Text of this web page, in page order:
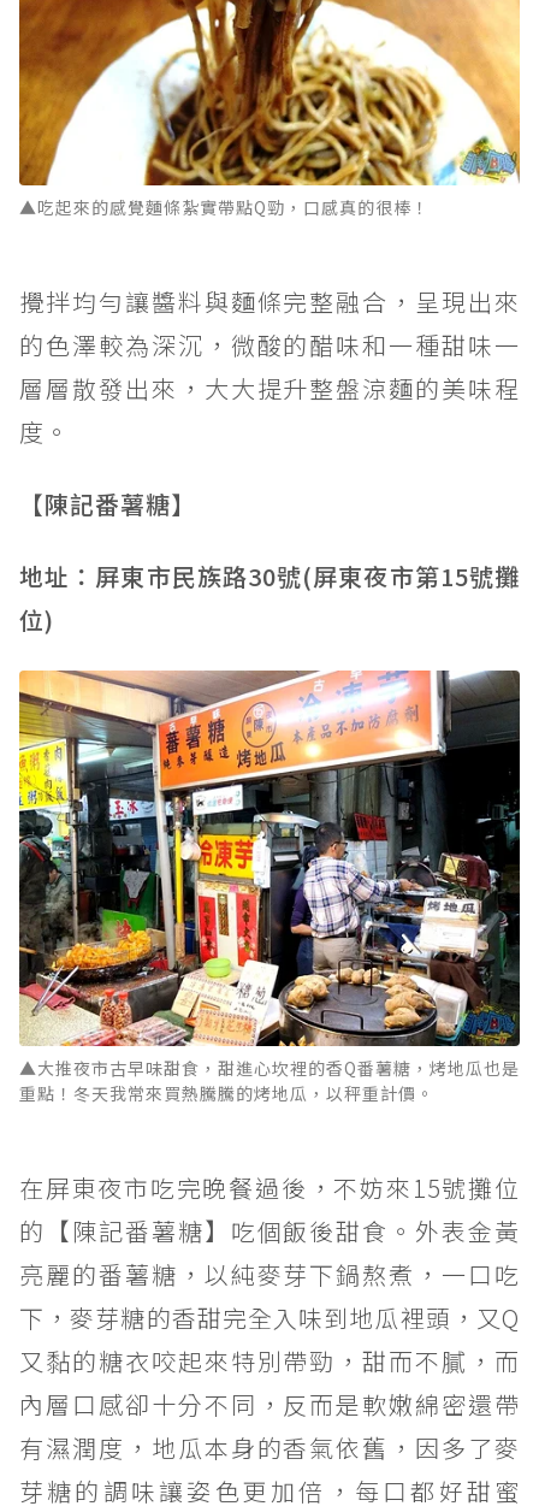
▲吃起來的感覺麵條紮實帶點Q勁，口感真的很棒！
攪拌均勻讓醬料與麵條完整融合，呈現出來
的色澤較為深沉，微酸的醋味和一種甜味一
層層散發出來，大大提升整盤涼麵的美味程
度。
【陳記番薯糖】
地址：屏東市民族路30號(屏東夜市第15號攤
位)
▲大推夜市古早味甜食，甜進心坎裡的香Q番薯糖，烤地瓜也是
重點！冬天我常來買熱騰騰的烤地瓜，以秤重計價。
在屏東夜市吃完晚餐過後，不妨來15號攤位
的【陳記番薯糖】吃個飯後甜食。外表金黃
亮麗的番薯糖，以純麥芽下鍋熬煮，一口吃
下，麥芽糖的香甜完全入味到地瓜裡頭，又Q
又黏的糖衣咬起來特別帶勁，甜而不膩，而
內層口感卻十分不同，反而是軟嫩綿密還帶
有濕潤度，地瓜本身的香氣依舊，因多了麥
芽糖的調味讓姿色更加倍，每口都好甜蜜